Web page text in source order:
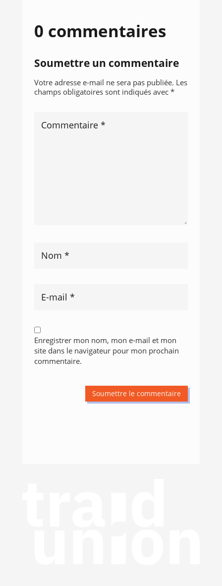
0 commentaires
Soumettre un commentaire
Votre adresse e-mail ne sera pas publiée. Les
champs obligatoires sont indiqués avec *
Enregistrer mon nom, mon e-mail et mon
site dans le navigateur pour mon prochain
commentaire.
Soumettre le commentaire